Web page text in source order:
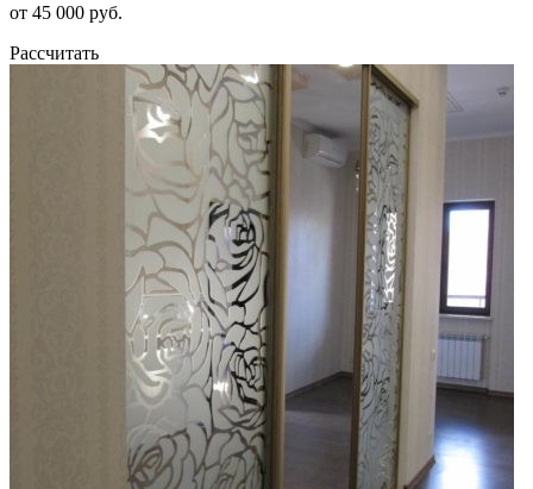
от 45 000 руб.
Рассчитать